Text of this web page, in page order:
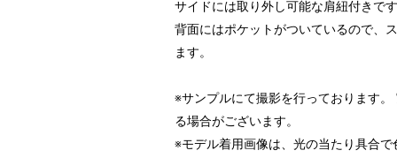
サイドには取り外し可能な肩紐付きで
背面にはポケットがついているので、
ます。
※サンプルにて撮影を行っております
る場合がございます。
※モデル着用画像は、光の当たり具合